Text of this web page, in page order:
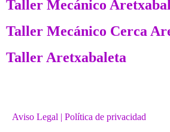
Taller Mecánico
Taller Mecánico Cerca
Taller Aretxabaleta
Aviso Legal | Política de privacidad